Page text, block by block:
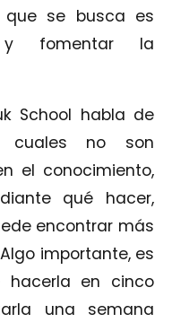
que se busca es
fomentar la
School habla de
cuales no son
el conocimiento,
qué hacer,
encontrar más
importante, es
hacerla en cinco
una semana